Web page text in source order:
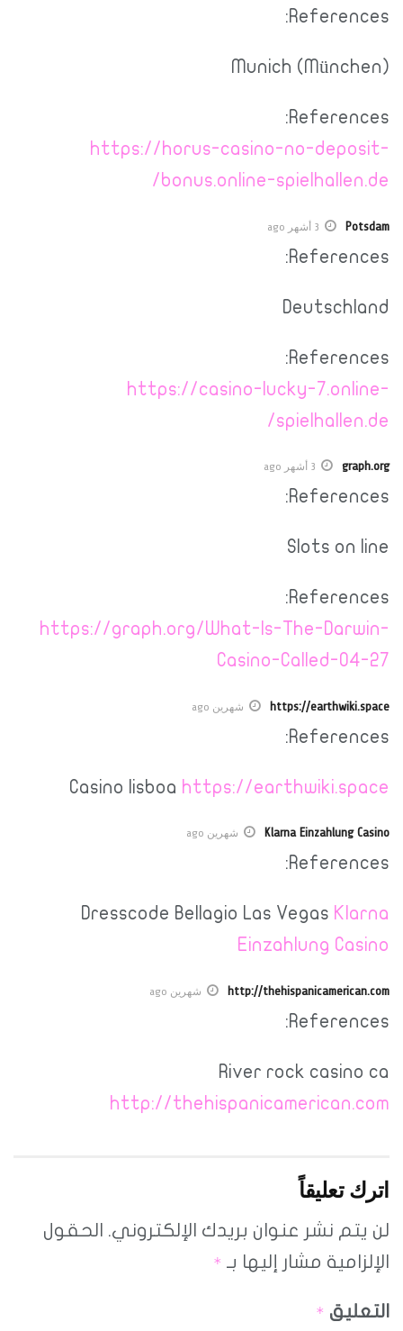
References:
Munich (München)
References:
https://horus-casino-no-deposit-
bonus.online-spielhallen.de/
Potsdam 3 أشهر ago
References:
Deutschland
References:
https://casino-lucky-7.online-
spielhallen.de/
graph.org 3 أشهر ago
References:
Slots on line
References:
https://graph.org/What-Is-The-Darwin-
Casino-Called-04-27
https://earthwiki.space شهرين ago
References:
Casino lisboa https://earthwiki.space
Klarna Einzahlung Casino شهرين ago
References:
Dresscode Bellagio Las Vegas Klarna
Einzahlung Casino
http://thehispanicamerican.com شهرين ago
References:
River rock casino ca
http://thehispanicamerican.com
اترك تعليقاً
لن يتم نشر عنوان بريدك الإلكتروني. الحقول
الإلزامية مشار إليها بـ *
التعليق *